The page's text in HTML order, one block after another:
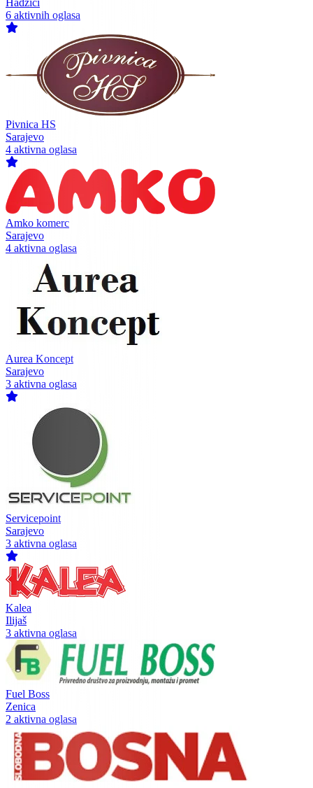
Hadžići
6 aktivnih oglasa
Pivnica HS
Sarajevo
4 aktivna oglasa
Amko komerc
Sarajevo
4 aktivna oglasa
Aurea Koncept
Sarajevo
3 aktivna oglasa
Servicepoint
Sarajevo
3 aktivna oglasa
Kalea
Ilijaš
3 aktivna oglasa
Fuel Boss
Zenica
2 aktivna oglasa